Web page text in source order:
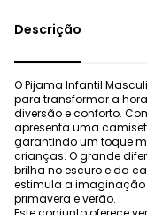
O Pijama Infantil
para transformar a
diversão e conforto.
apresenta uma
garantindo um toque
crianças. O grande
brilha no escuro e da
estimula a imaginação
primavera e verão.